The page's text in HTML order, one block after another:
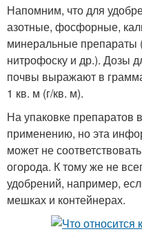
Напомним, что для
азотные, фосфорные,
минеральные
нитрофоску и др.). Дозы
почвы выражают в
1 кв. м (г/кв. м).
На упаковке препаратов
применению, но эта
может не
огорода. К тому же не
удобрений, например,
мешках и контейнерах.